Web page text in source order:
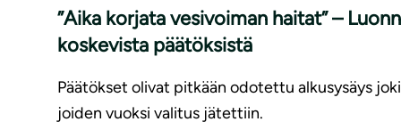
”Aika korjata vesivoiman haitat” –
koskevista päätöksistä
Päätökset olivat pitkään odotettu alkusysäys
joiden vuoksi valitus jätettiin.